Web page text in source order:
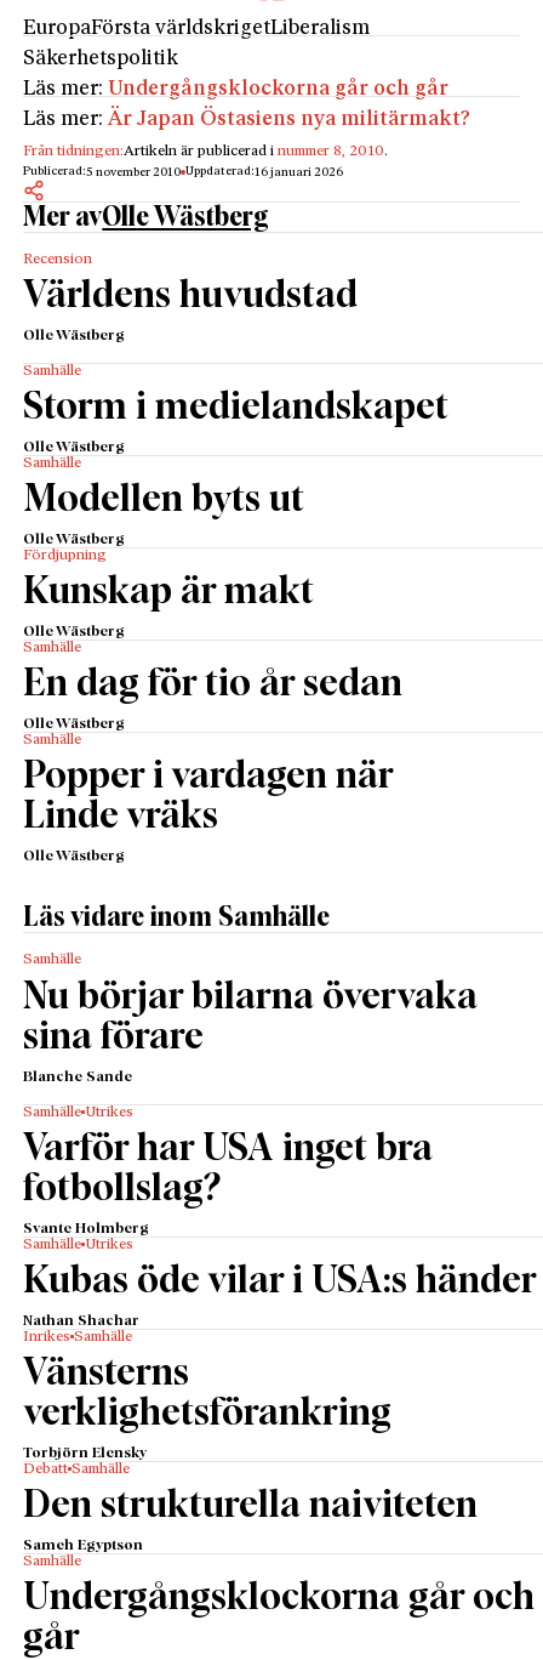
EuropaFörsta världskrigetLiberalism
Säkerhetspolitik
Läs mer: Undergångsklockorna går och går
Läs mer:Är Japan Östasiens nya militärmakt?
Från tidningen:Artikeln är publicerad inummer 8, 2010.
Publicerad:5 november 2010 Uppdaterad:16 januari 2026
Mer avOlle Wästberg
Recension
Världens huvudstad
Olle Wästberg
Samhälle
Storm i medielandskapet
Olle Wästberg
Samhälle
Modellen byts ut
Olle Wästberg
Fördjupning
Kunskap är makt
Olle Wästberg
Samhälle
En dag för tio år sedan
Olle Wästberg
Samhälle
Popper i vardagen när
Linde vräks
Olle Wästberg
Läs vidare inom Samhälle
Samhälle
Nu börjar bilarna övervaka
sina förare
Blanche Sande
Samhälle Utrikes
Varför har USA inget bra
fotbollslag?
Svante Holmberg
Samhälle Utrikes
Kubas öde vilar i USA:s händer
Nathan Shachar
Inrikes Samhälle
Vänsterns
verklighetsförankring
Torbjörn Elensky
Debatt Samhälle
Den strukturella naiviteten
Sameh Egyptson
Samhälle
Undergångsklockorna går och
går